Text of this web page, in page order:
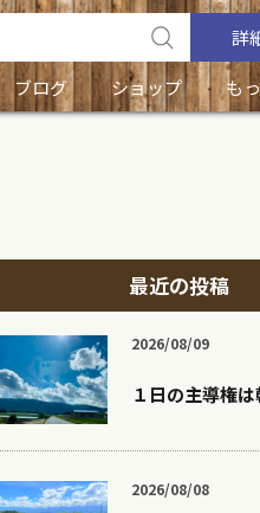
詳
ブログ ショップ も
最近の投稿
2026/08/09
１日の主導権は
2026/08/08